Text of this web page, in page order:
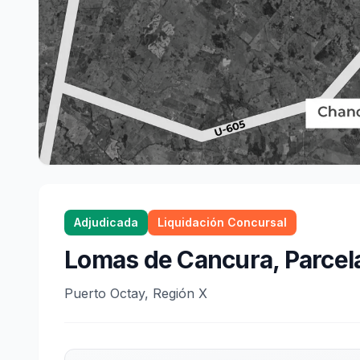
Adjudicada Liquidación Concursal
Lomas de Cancura,
Puerto Octay, Región X